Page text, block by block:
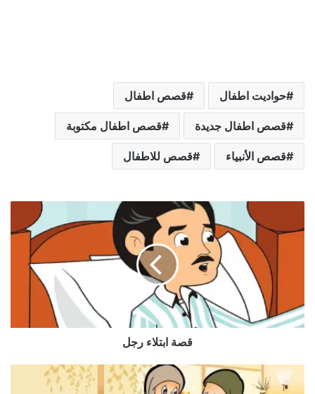
حواديت اطفال قصص اطفال
قصص اطفال جديدة قصص اطفال مكتوبة
قصص الأنبياء قصص للاطفال
قصة ابتلاء رجل